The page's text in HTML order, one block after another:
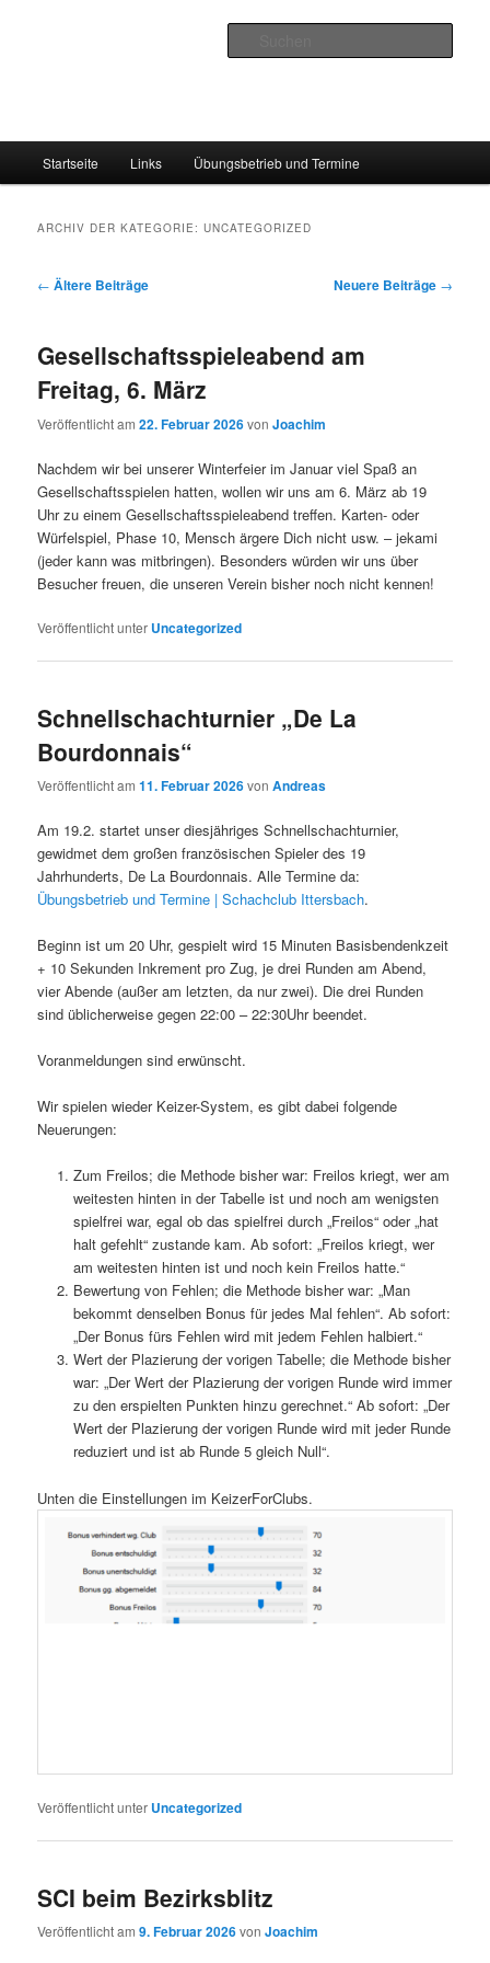
Startseite Links Übungsbetrieb und Termine
ARCHIV DER KATEGORIE:UNCATEGORIZED
Beitragsnavigation
← Ältere Beiträge Neuere Beiträge →
Gesellschaftsspieleabend am
Freitag, 6. März
Veröffentlicht am22. Februar 2026vonJoachim
Nachdem wir bei unserer Winterfeier im Januar viel Spaß an
Gesellschaftsspielen hatten, wollen wir uns am 6. März ab 19
Uhr zu einem Gesellschaftsspieleabend treffen. Karten- oder
Würfelspiel, Phase 10, Mensch ärgere Dich nicht usw. – jekami
(jeder kann was mitbringen). Besonders würden wir uns über
Besucher freuen, die unseren Verein bisher noch nicht kennen!
Veröffentlicht unter Uncategorized
Schnellschachturnier „De La
Bourdonnais“
Veröffentlicht am11. Februar 2026vonAndreas
Am 19.2. startet unser diesjähriges Schnellschachturnier,
gewidmet dem großen französischen Spieler des 19
Jahrhunderts, De La Bourdonnais. Alle Termine da:
Übungsbetrieb und Termine | Schachclub Ittersbach.
Beginn ist um 20 Uhr, gespielt wird 15 Minuten Basisbendenkzeit
+ 10 Sekunden Inkrement pro Zug, je drei Runden am Abend,
vier Abende (außer am letzten, da nur zwei). Die drei Runden
sind üblicherweise gegen 22:00 – 22:30Uhr beendet.
Voranmeldungen sind erwünscht.
Wir spielen wieder Keizer-System, es gibt dabei folgende
Neuerungen:
Zum Freilos; die Methode bisher war: Freilos kriegt, wer am
weitesten hinten in der Tabelle ist und noch am wenigsten
spielfrei war, egal ob das spielfrei durch „Freilos“ oder „hat
halt gefehlt“ zustande kam. Ab sofort: „Freilos kriegt, wer
am weitesten hinten ist und noch kein Freilos hatte.“
Bewertung von Fehlen; die Methode bisher war: „Man
bekommt denselben Bonus für jedes Mal fehlen“. Ab sofort:
„Der Bonus fürs Fehlen wird mit jedem Fehlen halbiert.“
Wert der Plazierung der vorigen Tabelle; die Methode bisher
war: „Der Wert der Plazierung der vorigen Runde wird immer
zu den erspielten Punkten hinzu gerechnet.“ Ab sofort: „Der
Wert der Plazierung der vorigen Runde wird mit jeder Runde
reduziert und ist ab Runde 5 gleich Null“.
Unten die Einstellungen im KeizerForClubs.
Veröffentlicht unter Uncategorized
SCI beim Bezirksblitz
Veröffentlicht am9. Februar 2026vonJoachim